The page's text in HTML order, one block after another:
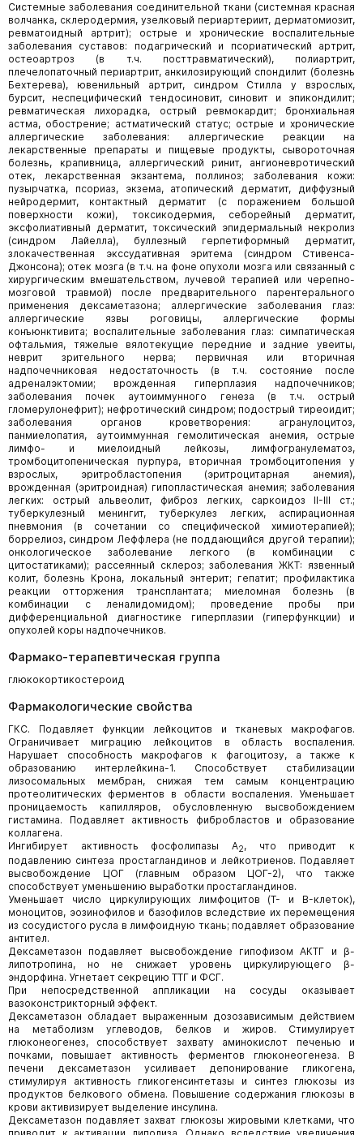
Системные заболевания соединительной ткани (системная красная
волчанка, склеродермия, узелковый периартериит, дерматомиозит,
ревматоидный артрит); острые и хронические воспалительные
заболевания суставов: подагрический и псориатический артрит,
остеоартроз (в т.ч. посттравматический), полиартрит,
плечелопаточный периартрит, анкилозирующий спондилит (болезнь
Бехтерева), ювенильный артрит, синдром Стилла у взрослых,
бурсит, неспецифический тендосиновит, синовит и эпикондилит;
ревматическая лихорадка, острый ревмокардит; бронхиальная
астма, обострение; астматический статус; острые и хронические
аллергические заболевания: аллергические реакции на
лекарственные препараты и пищевые продукты, сывороточная
болезнь, крапивница, аллергический ринит, ангионевротический
отек, лекарственная экзантема, поллиноз; заболевания кожи:
пузырчатка, псориаз, экзема, атопический дерматит, диффузный
нейродермит, контактный дерматит (с поражением большой
поверхности кожи), токсикодермия, себорейный дерматит,
эксфолиативный дерматит, токсический эпидермальный некролиз
(синдром Лайелла), буллезный герпетиформный дерматит,
злокачественная экссудативная эритема (синдром Стивенса-
Джонсона); отек мозга (в т.ч. на фоне опухоли мозга или связанный с
хирургическим вмешательством, лучевой терапией или черепно-
мозговой травмой) после предварительного парентерального
применения дексаметазона; аллергические заболевания глаз:
аллергические язвы роговицы, аллергические формы
конъюнктивита; воспалительные заболевания глаз: симпатическая
офтальмия, тяжелые вялотекущие передние и задние увеиты,
неврит зрительного нерва; первичная или вторичная
надпочечниковая недостаточность (в т.ч. состояние после
адреналэктомии; врожденная гиперплазия надпочечников;
заболевания почек аутоиммунного генеза (в т.ч. острый
гломерулонефрит); нефротический синдром; подострый тиреоидит;
заболевания органов кроветворения: агранулоцитоз,
панмиелопатия, аутоиммунная гемолитическая анемия, острые
лимфо- и миелоидный лейкозы, лимфогранулематоз,
тромбоцитопеническая пурпура, вторичная тромбоцитопения у
взрослых, эритробластопения (эритроцитарная анемия),
врожденная (эритроидная) гипопластическая анемия; заболевания
легких: острый альвеолит, фиброз легких, саркоидоз II-III ст.;
туберкулезный менингит, туберкулез легких, аспирационная
пневмония (в сочетании со специфической химиотерапией);
боррелиоз, синдром Леффлера (не поддающийся другой терапии);
онкологическое заболевание легкого (в комбинации с
цитостатиками); рассеянный склероз; заболевания ЖКТ: язвенный
колит, болезнь Крона, локальный энтерит; гепатит; профилактика
реакции отторжения трансплантата; миеломная болезнь (в
комбинации с леналидомидом); проведение пробы при
дифференциальной диагностике гиперплазии (гиперфункции) и
опухолей коры надпочечников.
Фармако-терапевтическая группа
глюкокортикостероид
Фармакологические свойства
ГКС. Подавляет функции лейкоцитов и тканевых макрофагов.
Ограничивает миграцию лейкоцитов в область воспаления.
Нарушает способность макрофагов к фагоцитозу, а также к
образованию интерлейкина-1. Способствует стабилизации
лизосомальных мембран, снижая тем самым концентрацию
протеолитических ферментов в области воспаления. Уменьшает
проницаемость капилляров, обусловленную высвобождением
гистамина. Подавляет активность фибробластов и образование
коллагена.
Ингибирует активность фосфолипазы А2, что приводит к
подавлению синтеза простагландинов и лейкотриенов. Подавляет
высвобождение ЦОГ (главным образом ЦОГ-2), что также
способствует уменьшению выработки простагландинов.
Уменьшает число циркулирующих лимфоцитов (T- и B-клеток),
моноцитов, эозинофилов и базофилов вследствие их перемещения
из сосудистого русла в лимфоидную ткань; подавляет образование
антител.
Дексаметазон подавляет высвобождение гипофизом АКТГ и β-
липотропина, но не снижает уровень циркулирующего β-
эндорфина. Угнетает секрецию ТТГ и ФСГ.
При непосредственной аппликации на сосуды оказывает
вазоконстрикторный эффект.
Дексаметазон обладает выраженным дозозависимым действием
на метаболизм углеводов, белков и жиров. Стимулирует
глюконеогенез, способствует захвату аминокислот печенью и
почками, повышает активность ферментов глюконеогенеза. В
печени дексаметазон усиливает депонирование гликогена,
стимулируя активность гликогенсинтетазы и синтез глюкозы из
продуктов белкового обмена. Повышение содержания глюкозы в
крови активизирует выделение инсулина.
Дексаметазон подавляет захват глюкозы жировыми клетками, что